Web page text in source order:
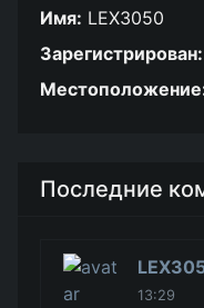
Имя: LEX3050
Зарегистрирован:
Последние
13:29